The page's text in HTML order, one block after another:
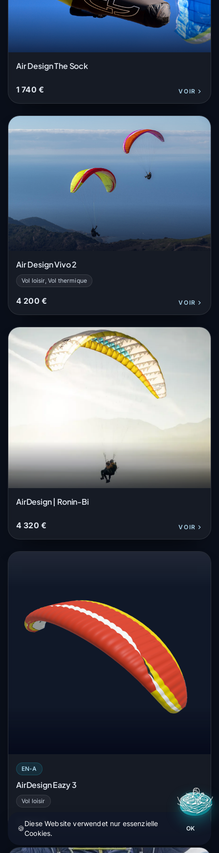
Air Design The Sock
1 740 € VOIR
Air Design Vivo 2
Vol loisir, Vol thermique
4 200 € VOIR
AirDesign | Ronin-Bi
4 320 € VOIR
EN-A
AirDesign Eazy 3
Vol loisir
3 600 €
🍪
Diese Website verwendet nur essenzielle
Cookies.
OK